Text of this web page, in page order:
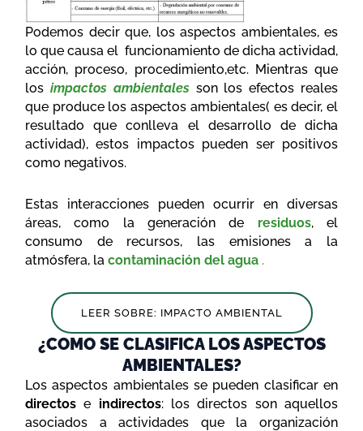
Podemos decir que, los aspectos ambientales, es
lo que causa el funcionamiento de dicha actividad,
acción, proceso, procedimiento,etc. Mientras que
los impactos ambientales son los efectos reales
que produce los aspectos ambientales( es decir, el
resultado que conlleva el desarrollo de dicha
actividad), estos impactos pueden ser positivos
como negativos.
Estas interacciones pueden ocurrir en diversas
áreas, como la generación de residuos, el
consumo de recursos, las emisiones a la
atmósfera, la contaminación del agua .
LEER SOBRE: IMPACTO AMBIENTAL
¿COMO SE CLASIFICA LOS ASPECTOS
AMBIENTALES?
Los aspectos ambientales se pueden clasificar en
directos e indirectos: los directos son aquellos
asociados a actividades que la organización